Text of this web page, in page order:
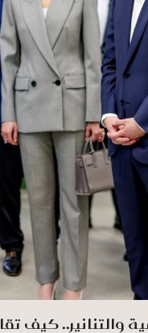
والتنانير.. كيف